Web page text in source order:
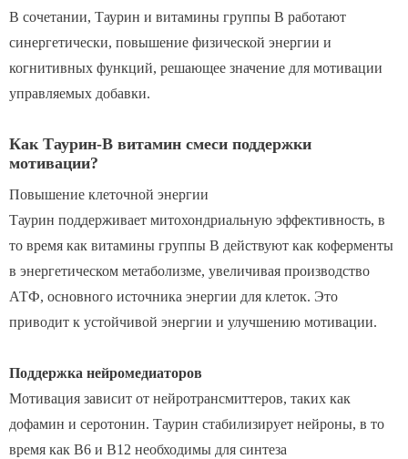
В сочетании, Таурин и витамины группы В работают
синергетически, повышение физической энергии и
когнитивных функций, решающее значение для мотивации
управляемых добавки.
Как Таурин-B витамин смеси поддержки
мотивации?
Повышение клеточной энергии
Таурин поддерживает митохондриальную эффективность, в
то время как витамины группы В действуют как коферменты
в энергетическом метаболизме, увеличивая производство
АТФ, основного источника энергии для клеток. Это
приводит к устойчивой энергии и улучшению мотивации.
Поддержка нейромедиаторов
Мотивация зависит от нейротрансмиттеров, таких как
дофамин и серотонин. Таурин стабилизирует нейроны, в то
время как B6 и B12 необходимы для синтеза